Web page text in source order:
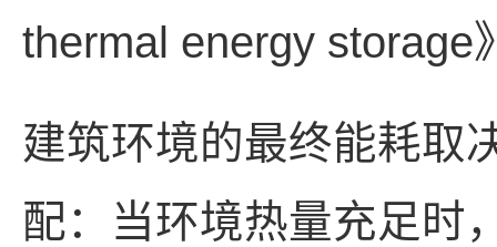
thermal energy storage
建筑环境的最终能耗取
配：当环境热量充足时